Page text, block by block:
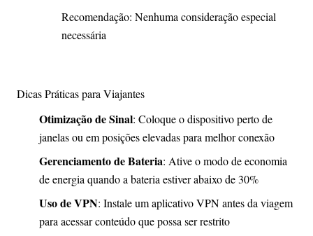
Recomendação: Nenhuma consideração especial
necessária
Dicas Práticas para Viajantes
Otimização de Sinal: Coloque o dispositivo perto de
janelas ou em posições elevadas para melhor conexão
Gerenciamento de Bateria: Ative o modo de economia
de energia quando a bateria estiver abaixo de 30%
Uso de VPN: Instale um aplicativo VPN antes da viagem
para acessar conteúdo que possa ser restrito